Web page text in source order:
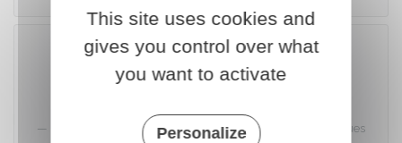
Accéder au téléservice
Institut national de la statistique et des études économiques
This site uses cookies and
gives you control over what
you want to activate
Personalize